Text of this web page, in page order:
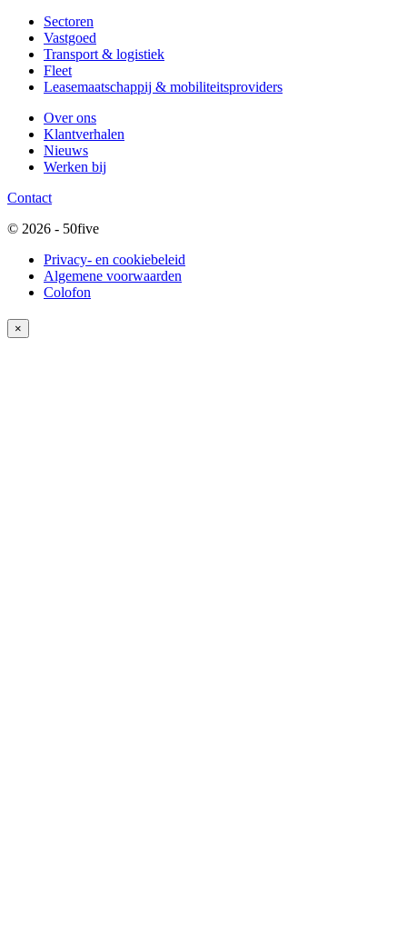
Sectoren
Vastgoed
Transport & logistiek
Fleet
Leasemaatschappij & mobiliteitsproviders
Over ons
Klantverhalen
Nieuws
Werken bij
Contact
© 2026 - 50five
Privacy- en cookiebeleid
Algemene voorwaarden
Colofon
×